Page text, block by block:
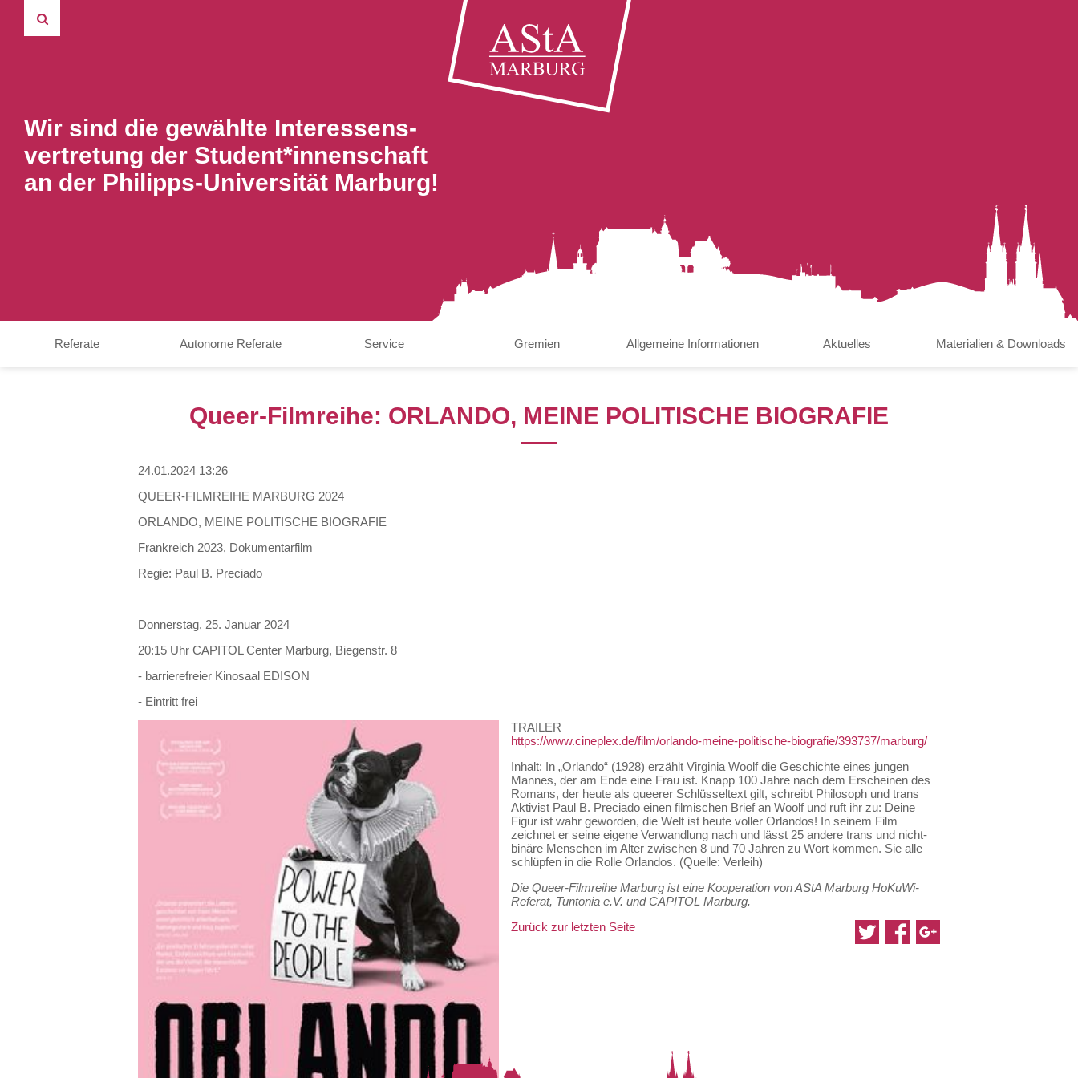
Wir sind die gewählte Interessens-
vertretung der Student*innenschaft
an der Philipps-Universität Marburg!
Referate Autonome Referate Service Gremien Allgemeine Informationen Aktuelles Materialien & Downloads
Queer-Filmreihe: ORLANDO, MEINE POLITISCHE BIOGRAFIE
24.01.2024 13:26
QUEER-FILMREIHE MARBURG 2024
ORLANDO, MEINE POLITISCHE BIOGRAFIE
Frankreich 2023, Dokumentarfilm
Regie: Paul B. Preciado
Donnerstag, 25. Januar 2024
20:15 Uhr CAPITOL Center Marburg, Biegenstr. 8
- barrierefreier Kinosaal EDISON
- Eintritt frei
TRAILER
https://www.cineplex.de/film/orlando-meine-politische-biografie/393737/marburg/
Inhalt: In „Orlando“ (1928) erzählt Virginia Woolf die Geschichte eines jungen
Mannes, der am Ende eine Frau ist. Knapp 100 Jahre nach dem Erscheinen des
Romans, der heute als queerer Schlüsseltext gilt, schreibt Philosoph und trans
Aktivist Paul B. Preciado einen filmischen Brief an Woolf und ruft ihr zu: Deine
Figur ist wahr geworden, die Welt ist heute voller Orlandos! In seinem Film
zeichnet er seine eigene Verwandlung nach und lässt 25 andere trans und nicht-
binäre Menschen im Alter zwischen 8 und 70 Jahren zu Wort kommen. Sie alle
schlüpfen in die Rolle Orlandos. (Quelle: Verleih)
Die Queer-Filmreihe Marburg ist eine Kooperation von AStA Marburg HoKuWi-
Referat, Tuntonia e.V. und CAPITOL Marburg.
Zurück zur letzten Seite